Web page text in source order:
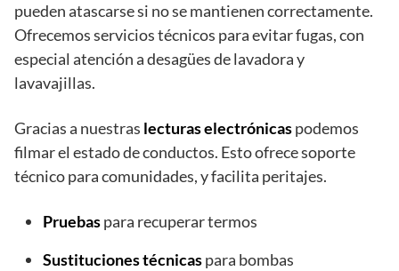
pueden atascarse si no se mantienen correctamente.
Ofrecemos servicios técnicos para evitar fugas, con
especial atención a desagües de lavadora y
lavavajillas.
Gracias a nuestras lecturas electrónicaspodemos
filmar el estado de conductos. Esto ofrece soporte
técnico para comunidades, y facilita peritajes.
Pruebaspara recuperar termos
Sustituciones técnicaspara bombas